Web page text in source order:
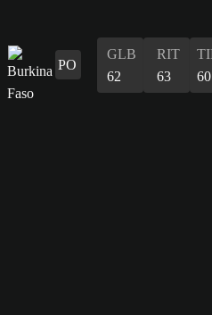
PO
GLB
62
RIT
63
60